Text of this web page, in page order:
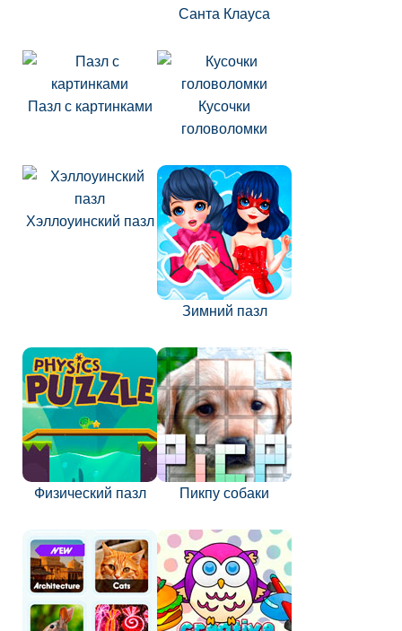
Санта Клауса
Пазл с картинками
Кусочки
головоломки
Хэллоуинский пазл
Зимний пазл
Физический пазл Пикпу собаки